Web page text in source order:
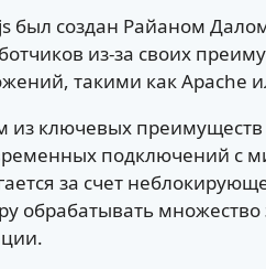
был создан Райаном
из-за своих
такими как Apache
из ключевых преимуществ
подключений с
за счет
обрабатывать